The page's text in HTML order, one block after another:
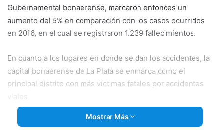
Gubernamental bonaerense, marcaron entonces un
aumento del 5% en comparación con los casos ocurridos
en 2016, en el cual se registraron 1.239 fallecimientos.
En cuanto a los lugares en donde se dan los accidentes, la
capital bonaerense de La Plata se enmarca como el
principal distrito con más víctimas fatales por accidentes
viales.
El año pasado, se dieron 72, superando así a los que se
Mostrar Más